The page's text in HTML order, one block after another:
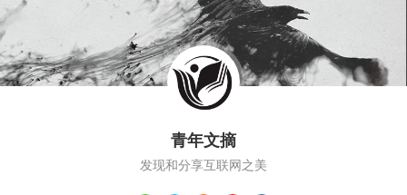
青年文摘
发现和分享互联网之美